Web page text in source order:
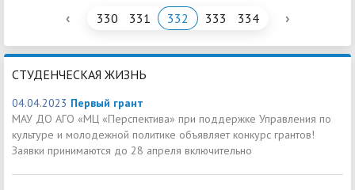
‹ 330 331 332 333 334 ›
СТУДЕНЧЕСКАЯ ЖИЗНЬ
04.04.2023 Первый грант
МАУ ДО АГО «МЦ «Перспектива» при поддержке Управления по
культуре и молодежной политике объявляет конкурс грантов!
Заявки принимаются до 28 апреля включительно